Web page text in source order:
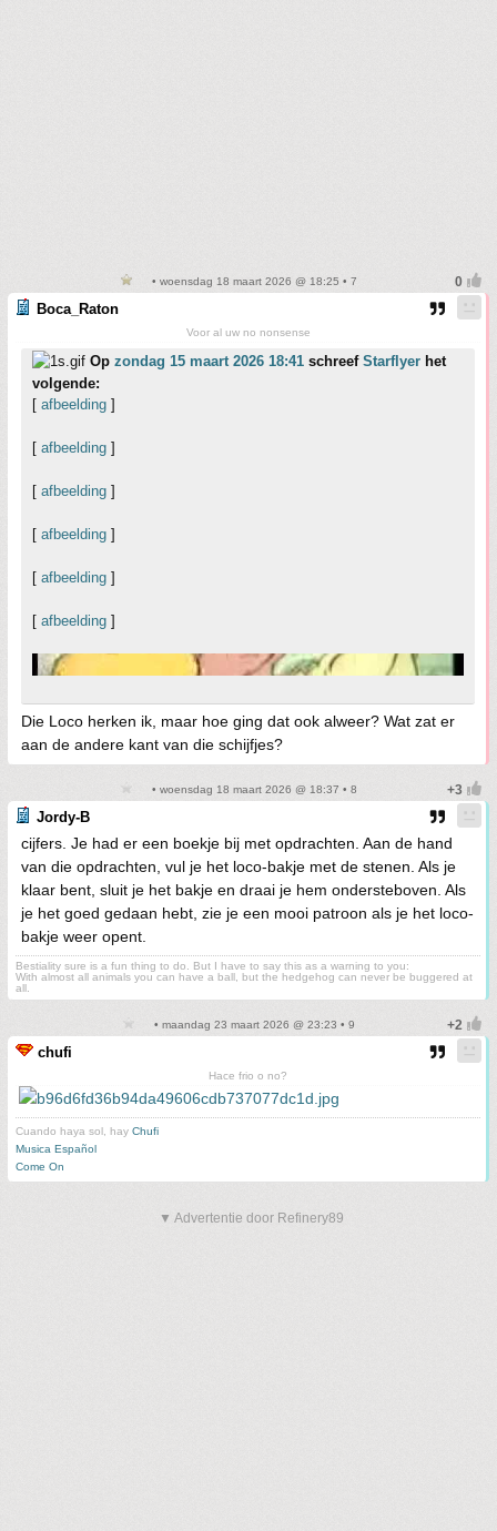
• woensdag 18 maart 2026 @ 18:25 • 7
Boca_Raton
Voor al uw no nonsense
Op zondag 15 maart 2026 18:41 schreef Starflyer het
volgende:
[ afbeelding ]
[ afbeelding ]
[ afbeelding ]
[ afbeelding ]
[ afbeelding ]
[ afbeelding ]
Die Loco herken ik, maar hoe ging dat ook alweer? Wat zat er
aan de andere kant van die schijfjes?
• woensdag 18 maart 2026 @ 18:37 • 8
Jordy-B
cijfers. Je had er een boekje bij met opdrachten. Aan de hand
van die opdrachten, vul je het loco-bakje met de stenen. Als je
klaar bent, sluit je het bakje en draai je hem ondersteboven. Als
je het goed gedaan hebt, zie je een mooi patroon als je het loco-
bakje weer opent.
Bestiality sure is a fun thing to do. But I have to say this as a warning to you:
With almost all animals you can have a ball, but the hedgehog can never be buggered at
all.
• maandag 23 maart 2026 @ 23:23 • 9
chufi
Hace frio o no?
Cuando haya sol, hay Chufi
Musica Español
Come On
▼ Advertentie door Refinery89